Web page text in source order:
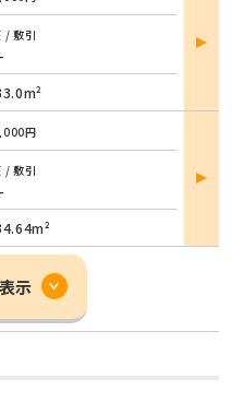
/ 敷引
部屋
詳細
円
/ 敷引
部屋
詳細
示